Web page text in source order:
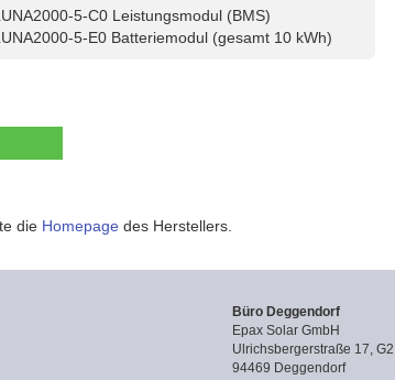
5-C0 Leistungsmodul (BMS)
5-E0 Batteriemodul (gesamt 10 kWh)
die Homepage des Herstellers.
Büro Deggendorf
Epax Solar GmbH
Ulrichsbergerstraße 17, G2
94469 Deggendorf